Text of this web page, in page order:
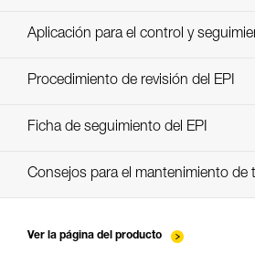
Technical Notice
Aplicación para el control y
descubra ePPEcentre
Procedimiento de revisión del EPI
verif-EPI-IDS-IDL-IDevac-RIG-
Ficha de seguimiento del EPI
verif-EPI-IDS-IDL-IDevac-
Consejos para el mantenimiento de
Ver la página del producto